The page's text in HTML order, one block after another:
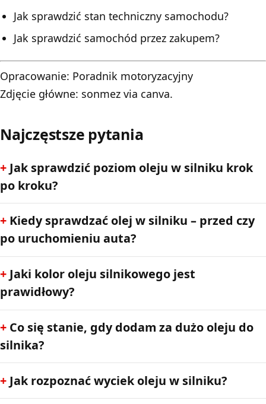
Jak sprawdzić stan techniczny samochodu?
Jak sprawdzić samochód przez zakupem?
Opracowanie: Poradnik motoryzacyjny
Zdjęcie główne: sonmez via canva.
Najczęstsze pytania
Jak sprawdzić poziom oleju w silniku krok
po kroku?
Kiedy sprawdzać olej w silniku – przed czy
po uruchomieniu auta?
Jaki kolor oleju silnikowego jest
prawidłowy?
Co się stanie, gdy dodam za dużo oleju do
silnika?
Jak rozpoznać wyciek oleju w silniku?